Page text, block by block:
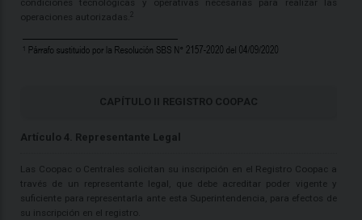
condiciones tecnológicas y operativas necesarias para realizar las
operaciones autorizadas.
CAPÍTULO II REGISTRO COOPAC
Artículo 4. Representante Legal
Las Coopac o Centrales solicitan su inscripción en el Registro Coopac a
través de un representante legal, que debe acreditar poder vigente y
suficiente para representarla ante esta Superintendencia, para efectos de
su inscripción en el registro.